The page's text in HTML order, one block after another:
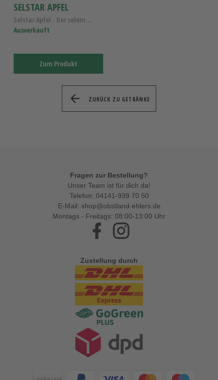
SELSTAR APFEL
Selstar Apfel - Der selenreiche Elstar Apfel - Alt...
Ausverkauft
Zum Produkt
ZURÜCK ZU GETRÄNKE
Fragen zur Bestellung?
Unser Team ist für dich da!
Telefon: 04141-939 70 50
E-Mail: shop@obstland-ehlers.de
Montags - Freitags: 08:00-13:00 Uhr
Facebook
Zustellung durch
Zahlungsarten